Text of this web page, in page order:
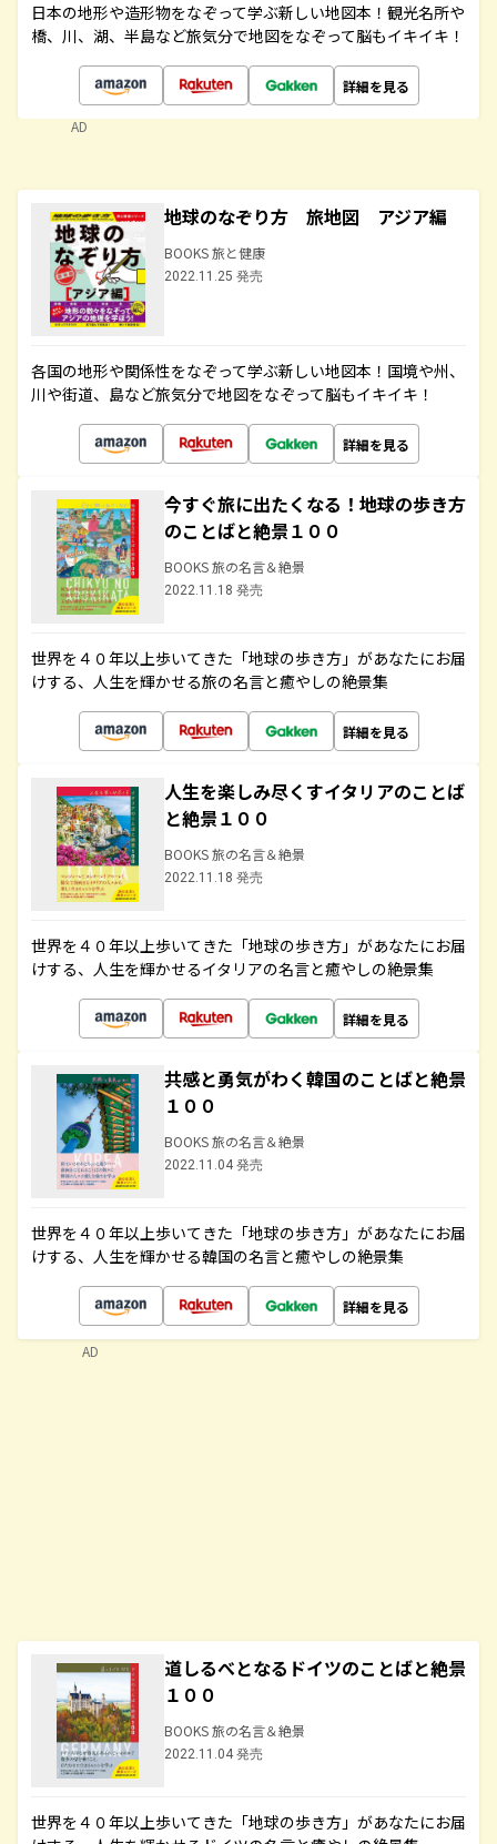
日本の地形や造形物をなぞって学ぶ新しい地図本！観光名所や
橋、川、湖、半島など旅気分で地図をなぞって脳もイキイキ！
詳細を見る
AD
地球のなぞり方 旅地図 アジア編
BOOKS 旅と健康
2022.11.25 発売
各国の地形や関係性をなぞって学ぶ新しい地図本！国境や州、
川や街道、島など旅気分で地図をなぞって脳もイキイキ！
詳細を見る
今すぐ旅に出たくなる！地球の歩き方
のことばと絶景１００
BOOKS 旅の名言＆絶景
2022.11.18 発売
世界を４０年以上歩いてきた「地球の歩き方」があなたにお届
けする、人生を輝かせる旅の名言と癒やしの絶景集
詳細を見る
人生を楽しみ尽くすイタリアのことば
と絶景１００
BOOKS 旅の名言＆絶景
2022.11.18 発売
世界を４０年以上歩いてきた「地球の歩き方」があなたにお届
けする、人生を輝かせるイタリアの名言と癒やしの絶景集
詳細を見る
共感と勇気がわく韓国のことばと絶景
１００
BOOKS 旅の名言＆絶景
2022.11.04 発売
世界を４０年以上歩いてきた「地球の歩き方」があなたにお届
けする、人生を輝かせる韓国の名言と癒やしの絶景集
詳細を見る
道しるべとなるドイツのことばと絶景
１００
BOOKS 旅の名言＆絶景
2022.11.04 発売
世界を４０年以上歩いてきた「地球の歩き方」があなたにお届
AD